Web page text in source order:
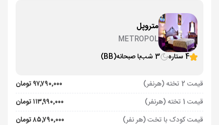
متروپل
METROPOL
4 ستاره
3 شب با صبحانه(BB)
قیمت 2 تخته (هرنفر)
۹۷٬۷۹۰٬۰۰۰ تومان
قیمت 1 تخته (هرنفر)
۱۱۳٬۹۹۰٬۰۰۰ تومان
قیمت کودک با تخت (هر نفر)
۸۵٬۷۹۰٬۰۰۰ تومان